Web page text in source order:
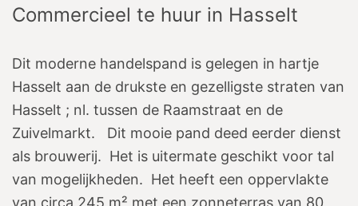
Commercieel te huur in Hasselt
Dit moderne handelspand is gelegen in hartje
Hasselt aan de drukste en gezelligste straten van
Hasselt ; nl. tussen de Raamstraat en de
Zuivelmarkt. Dit mooie pand deed eerder dienst
als brouwerij. Het is uitermate geschikt voor tal
van mogelijkheden. Het heeft een oppervlakte
van circa 245 m² met een zonneterras van 80